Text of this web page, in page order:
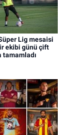
Lig mesaisi
ekibi günü çift